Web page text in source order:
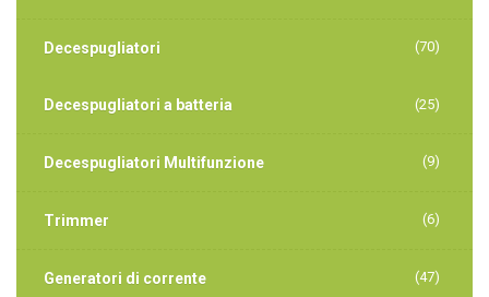
Decespugliatori (70)
Decespugliatori a batteria (25)
Decespugliatori Multifunzione (9)
Trimmer (6)
Generatori di corrente (47)